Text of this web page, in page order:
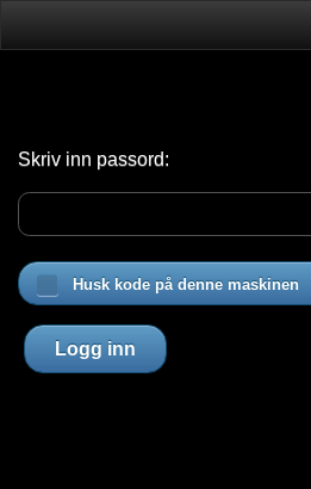
Skriv inn passord:
Husk kode på denne maskinen
Logg inn